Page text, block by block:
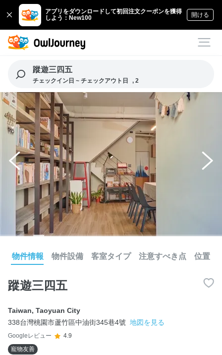
アプリをダウンロードして初回注文クーポンを獲得
しよう：New100
開ける
蹤遊三四五
チェックイン日 ~ チェックアウト日 , 2
物件情報 物件設備 客室タイプ 注意すべき点 位置
蹤遊三四五
Taiwan, Taoyuan City
338台灣桃園市蘆竹區中油街345巷4號 地図を見る
Googleレビュー
4.9
寵物友善